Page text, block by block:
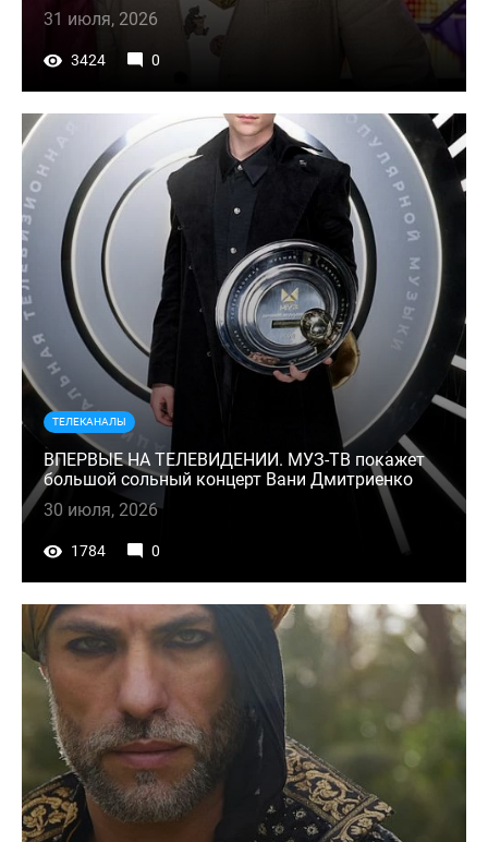
31 июля, 2026
3424 0
ТЕЛЕКАНАЛЫ
ВПЕРВЫЕ НА ТЕЛЕВИДЕНИИ. МУЗ-ТВ покажет
большой сольный концерт Вани Дмитриенко
30 июля, 2026
1784 0